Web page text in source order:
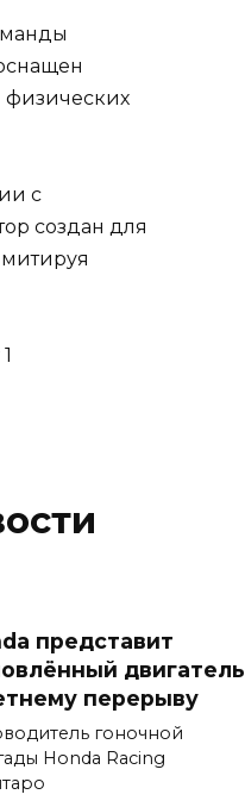
физических
с
создан для
представит
двигатель
перерыву
гоночной
Honda Racing